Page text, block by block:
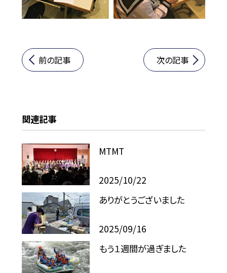
前の記事 次の記事
関連記事
MTMT
2025/10/22
ありがとうございました
2025/09/16
もう１週間が過ぎました